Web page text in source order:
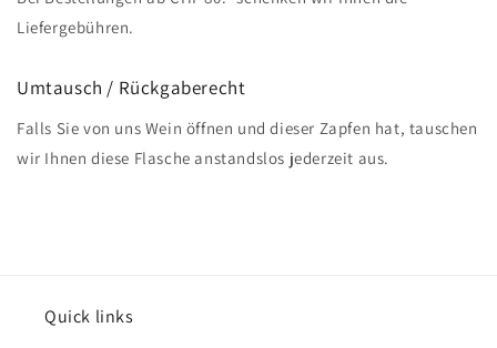
Liefergebühren.
Umtausch / Rückgaberecht
Falls Sie von uns Wein öffnen und dieser Zapfen hat, tauschen
wir Ihnen diese Flasche anstandslos jederzeit aus.
Quick links